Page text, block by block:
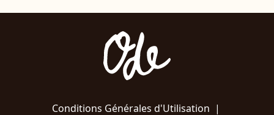
Conditions Générales d'Utilisation |